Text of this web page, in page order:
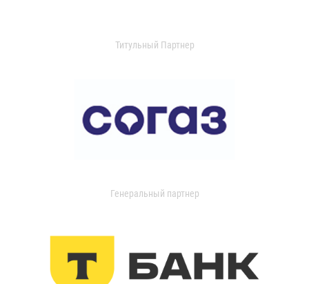
Титульный Партнер
Генеральный партнер